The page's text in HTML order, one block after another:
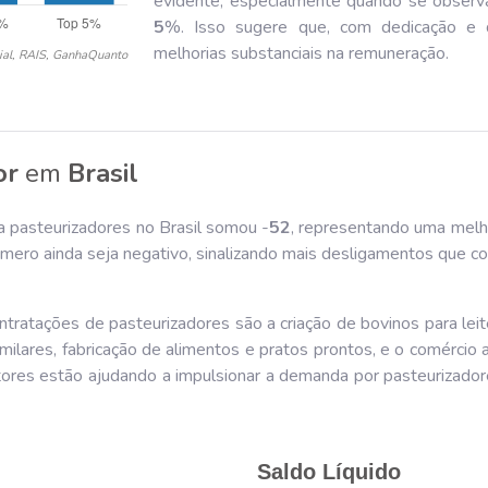
RAIS, GanhaQuanto
5%. Isso sugere que, com dedicação e
melhorias substanciais na remuneração.
em Brasil
pasteurizadores no Brasil somou -52, representando uma
ainda seja negativo, sinalizando mais desligamentos que
de pasteurizadores são a criação de bovinos para
fabricação de alimentos e pratos prontos, e o
estão ajudando a impulsionar a demanda por
Saldo Líquido